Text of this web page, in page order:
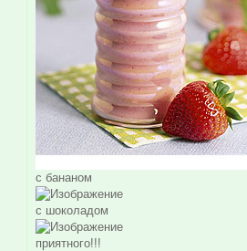
с бананом
с шоколадом
приятного!!!